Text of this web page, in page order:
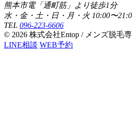
熊本市電「通町筋」より徒歩1分
水・金・土・日・月・火 10:00〜
TEL 096-223-6606
© 2026 株式会社Entop / メンズ脱毛
LINE相談 WEB予約